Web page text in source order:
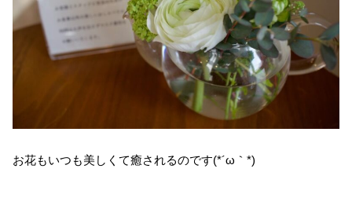
お花もいつも美しくて癒されるのです(*´ω｀*)